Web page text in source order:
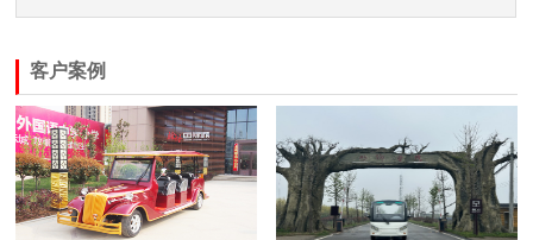
客户案例